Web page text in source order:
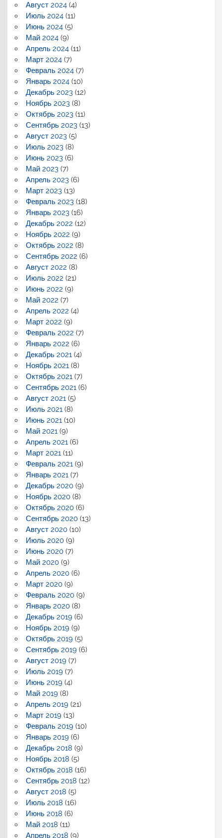
Август 2024(4)
Июль 2024(11)
Июнь 2024(5)
Май 2024(9)
Апрель 2024(11)
Март 2024(7)
Февраль 2024(7)
Январь 2024(10)
Декабрь 2023(12)
Ноябрь 2023(8)
Октябрь 2023(11)
Сентябрь 2023(13)
Август 2023(5)
Июль 2023(8)
Июнь 2023(6)
Май 2023(7)
Апрель 2023(6)
Март 2023(13)
Февраль 2023(18)
Январь 2023(16)
Декабрь 2022 (12)
Ноябрь 2022 (9)
Октябрь 2022 (8)
Сентябрь 2022 (6)
Август 2022 (8)
Июль 2022 (21)
Июнь 2022 (9)
Май 2022 (7)
Апрель 2022 (4)
Март 2022 (9)
Февраль 2022 (7)
Январь 2022 (6)
Декабрь 2021(4)
Ноябрь 2021(8)
Октябрь 2021(7)
Сентябрь 2021(6)
Август 2021(5)
Июль 2021(8)
Июнь 2021(10)
Май 2021(9)
Апрель 2021(6)
Март 2021(11)
Февраль 2021(9)
Январь 2021(7)
Декабрь 2020(9)
Ноябрь 2020(8)
Октябрь 2020(6)
Сентябрь 2020(13)
Август 2020(10)
Июль 2020(9)
Июнь 2020(7)
Май 2020(9)
Апрель 2020(6)
Март 2020(9)
Февраль 2020(9)
Январь 2020(8)
Декабрь 2019(6)
Ноябрь 2019(9)
Октябрь 2019(5)
Сентябрь 2019(6)
Август 2019(7)
Июль 2019(7)
Июнь 2019(4)
Май 2019(8)
Апрель 2019(21)
Март 2019(13)
Февраль 2019(10)
Январь 2019(6)
Декабрь 2018 (9)
Ноябрь 2018 (5)
Октябрь 2018 (16)
Сентябрь 2018 (12)
Август 2018 (5)
Июль 2018 (16)
Июнь 2018 (6)
Май 2018 (11)
Апрель 2018 (9)